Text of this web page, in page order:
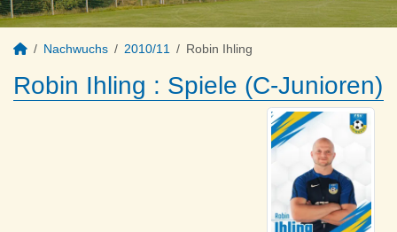
Nachwuchs 2010/11 Robin Ihling
Robin Ihling : Spiele (C-Junioren)